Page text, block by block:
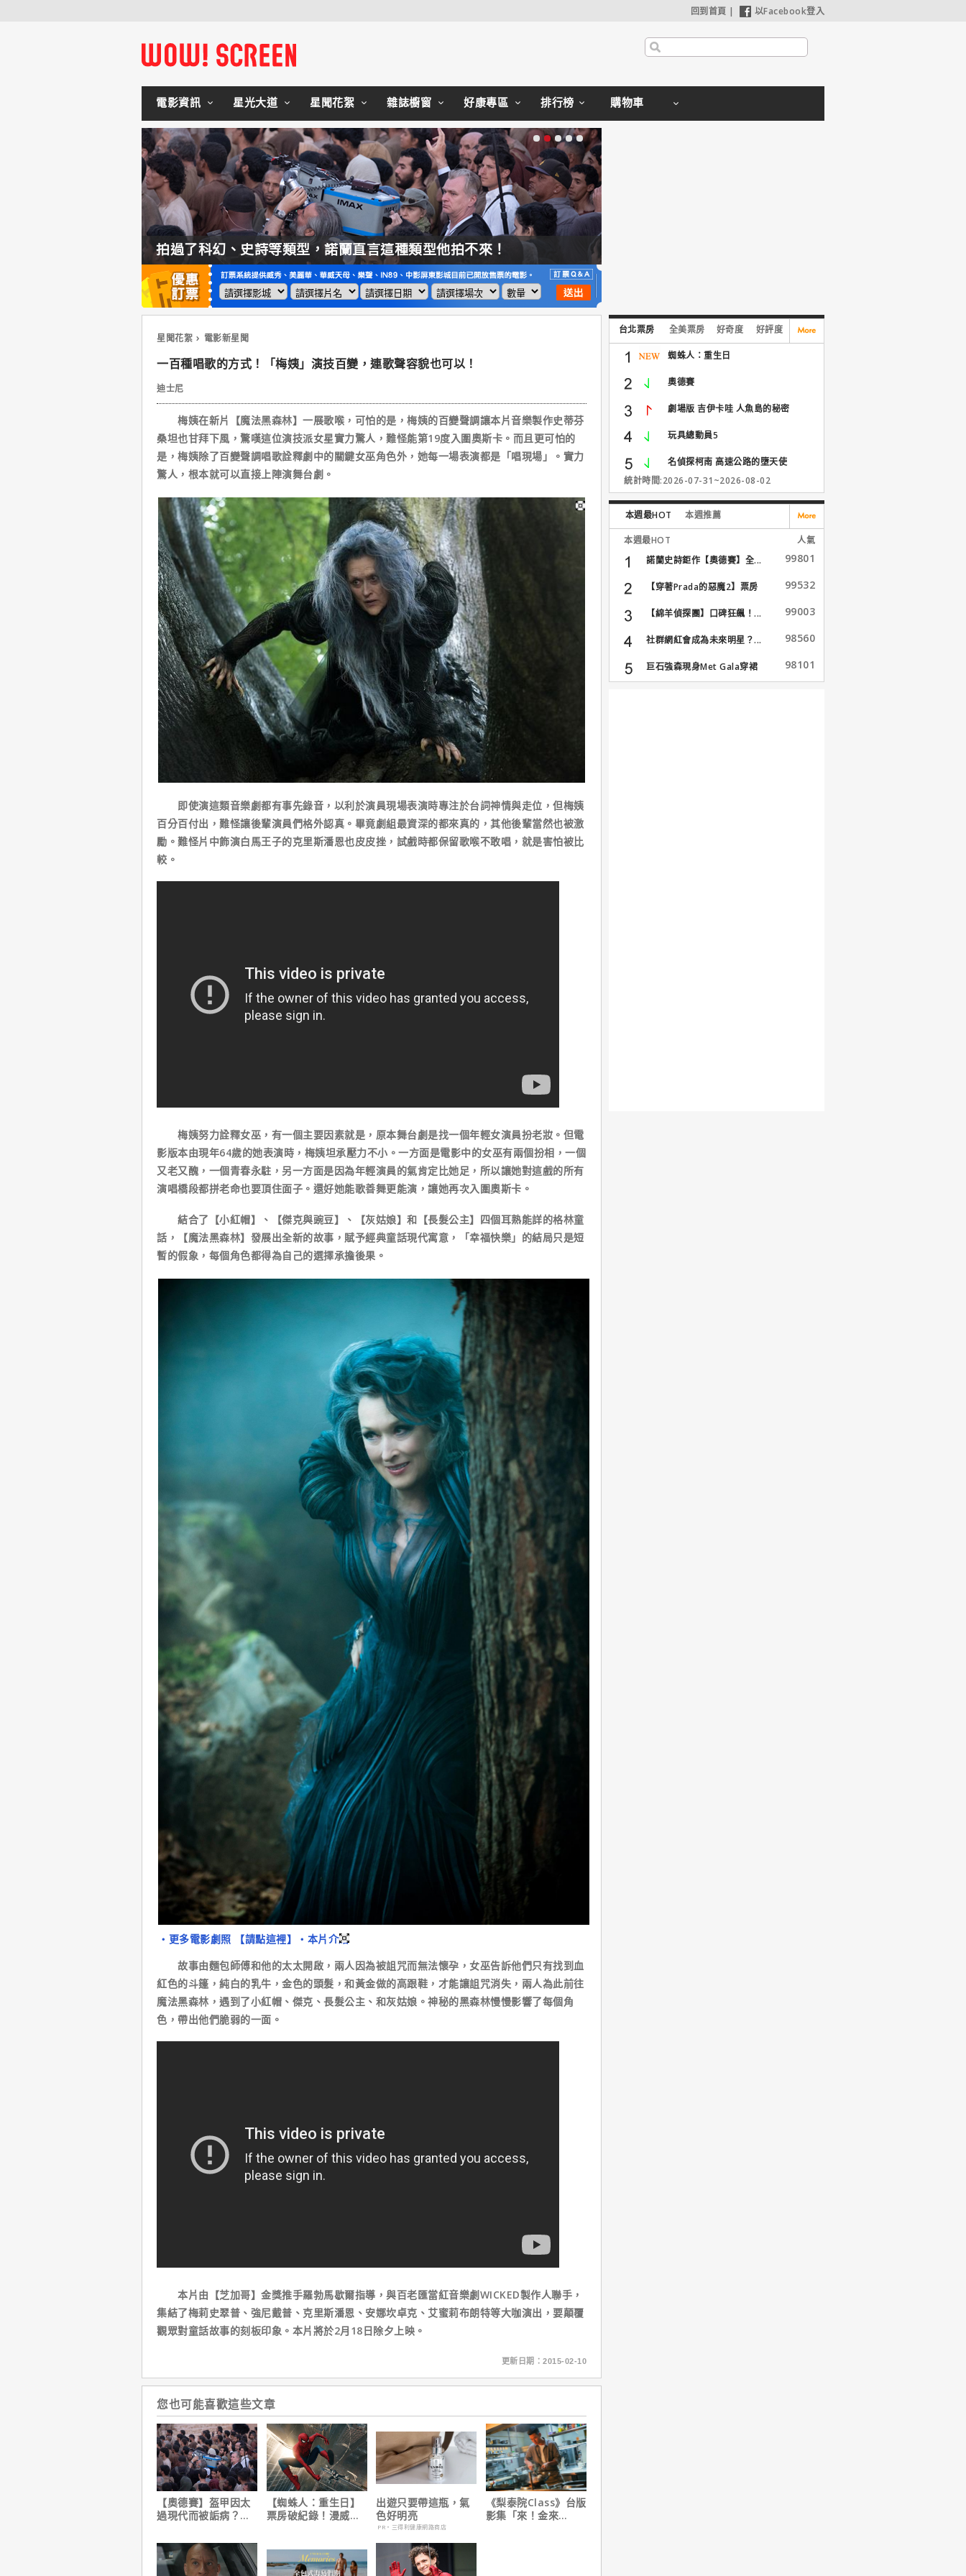
回到首頁 | 以Facebook登入
電影資訊 星光大道 星聞花絮 雜誌櫥窗 好康專區 排行榜 購物車
拍過了科幻、史詩等類型，諾蘭直言這種類型他拍不來！
星聞花絮 電影新星聞
一百種唱歌的方式！「梅姨」演技百變，連歌聲容貌也可以！
迪士尼
梅姨在新片【魔法黑森林】一展歌喉，可怕的是，梅姨的百變聲調讓本片音樂製作史蒂芬
桑坦也甘拜下風，驚嘆這位演技派女星實力驚人，難怪能第19度入圍奧斯卡。而且更可怕的
是，梅姨除了百變聲調唱歌詮釋劇中的關鍵女巫角色外，她每一場表演都是「唱現場」。實力
驚人，根本就可以直接上陣演舞台劇。
即使演這類音樂劇都有事先錄音，以利於演員現場表演時專注於台詞神情與走位，但梅姨
百分百付出，難怪讓後輩演員們格外認真。畢竟劇組最資深的都來真的，其他後輩當然也被激
勵。難怪片中飾演白馬王子的克里斯潘恩也皮皮挫，試戲時都保留歌喉不敢唱，就是害怕被比
較。
梅姨努力詮釋女巫，有一個主要因素就是，原本舞台劇是找一個年輕女演員扮老妝。但電
影版本由現年64歲的她表演時，梅姨坦承壓力不小。一方面是電影中的女巫有兩個扮相，一個
又老又醜，一個青春永駐，另一方面是因為年輕演員的氣肯定比她足，所以讓她對這戲的所有
演唱橋段都拼老命也要頂住面子。還好她能歌善舞更能演，讓她再次入圍奧斯卡。
結合了【小紅帽】、【傑克與豌豆】、【灰姑娘】和【長髮公主】四個耳熟能詳的格林童
話，【魔法黑森林】發展出全新的故事，賦予經典童話現代寓意，「幸福快樂」的結局只是短
暫的假象，每個角色都得為自己的選擇承擔後果。
‧更多電影劇照 【請點這裡】
‧本片介紹
故事由麵包師傅和他的太太開啟，兩人因為被詛咒而無法懷孕，女巫告訴他們只有找到血
紅色的斗篷，純白的乳牛，金色的頭髮，和黃金做的高跟鞋，才能讓詛咒消失，兩人為此前往
魔法黑森林，遇到了小紅帽、傑克、長髮公主、和灰姑娘。神秘的黑森林慢慢影響了每個角
色，帶出他們脆弱的一面。
本片由【芝加哥】金獎推手羅勃馬歇爾指導，與百老匯當紅音樂劇WICKED製作人聯手，
集結了梅莉史翠普、強尼戴普、克里斯潘恩、安娜坎卓克、艾蜜莉布朗特等大咖演出，要顛覆
觀眾對童話故事的刻板印象。本片將於2月18日除夕上映。
更新日期：2015-02-10
您也可能喜歡這些文章
【奧德賽】盔甲因太
過現代而被詬病？導
自解釋！
【蜘蛛人：重生日】
票房破紀錄！漫威總
出遊只要帶這瓶，氣
色好明亮
PR・三得利健康網路商店
《梨泰院Class》台版
影集「來！金來
台北票房 全美票房 好奇度 好評度
蜘蛛人：重生日
奧德賽
劇場版 吉伊卡哇 人魚島的秘密
玩具總動員5
名偵探柯南 高速公路的墮天使
統計時間:2026-07-31~2026-08-02
本週最HOT 本週推薦
本週最HOT
人氣
諾蘭史詩鉅作【奧德賽】全...
99801
【穿著Prada的惡魔2】票房
99532
【綿羊偵探團】口碑狂飆！... 99003
社群網紅會成為未來明星？... 98560
巨石強森現身Met Gala穿裙
子...
98101